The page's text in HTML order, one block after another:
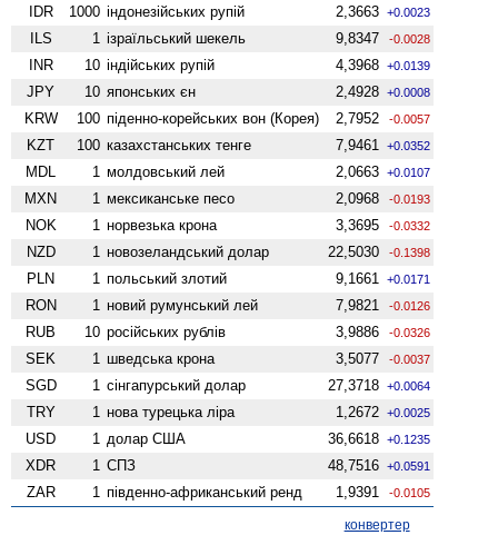
IDR 1000 індонезійських рупій 2,3663 +0.0023
ILS 1 ізраїльський шекель 9,8347 -0.0028
INR 10 індійських рупій 4,3968 +0.0139
JPY 10 японських єн 2,4928 +0.0008
KRW 100 піденно-корейських вон (Корея) 2,7952 -0.0057
KZT 100 казахстанських тенге 7,9461 +0.0352
MDL 1 молдовський лей 2,0663 +0.0107
MXN 1 мексиканське песо 2,0968 -0.0193
NOK 1 норвезька крона 3,3695 -0.0332
NZD 1 ново­зеландський долар 22,5030 -0.1398
PLN 1 польський злотий 9,1661 +0.0171
RON 1 новий румунський лей 7,9821 -0.0126
RUB 10 російських рублів 3,9886 -0.0326
SEK 1 шведська крона 3,5077 -0.0037
SGD 1 сінгапурський долар 27,3718 +0.0064
TRY 1 нова турецька ліра 1,2672 +0.0025
USD 1 долар США 36,6618 +0.1235
XDR 1 СПЗ 48,7516 +0.0591
ZAR 1 південно-африканський ренд 1,9391 -0.0105
конвертер